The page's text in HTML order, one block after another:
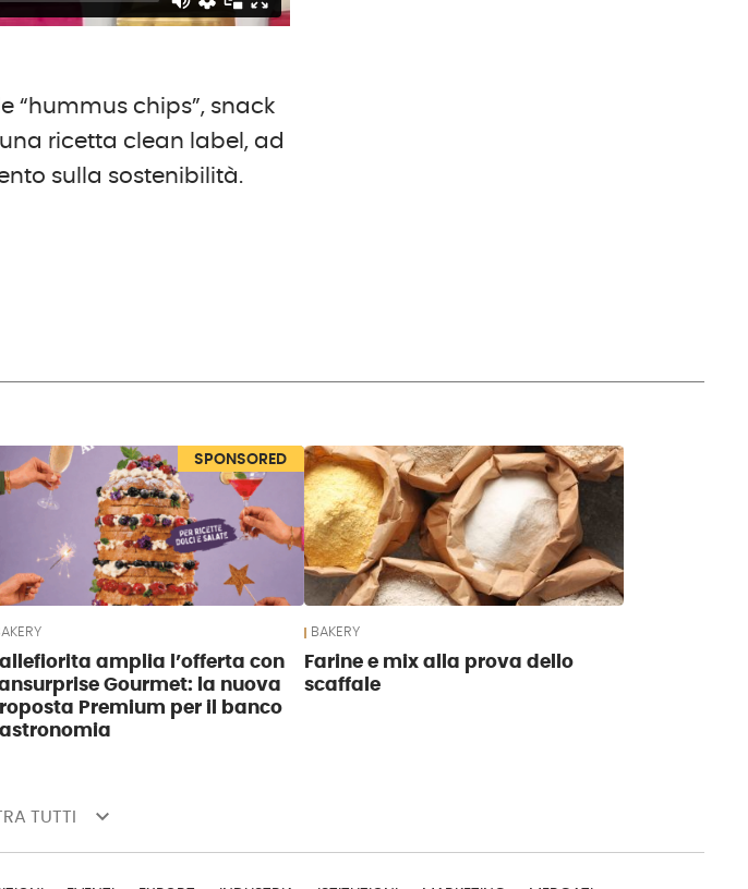
“hummus chips”, snack
ricetta clean label, ad
sulla sostenibilità.
SPONSORED
amplia l’offerta con
Gourmet: la nuova
Premium per il banco
BAKERY
Farine e mix alla prova dello
scaffale
TUTTI keyboard_arrow_down